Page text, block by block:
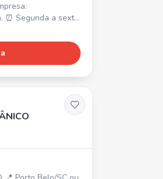
⏰ Segunda a sexta,
ou cursando
pontualidade.
empresas do
fiscais e